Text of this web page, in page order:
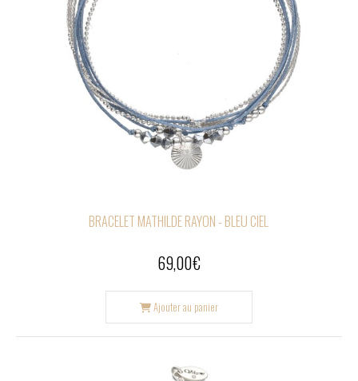
BRACELET MATHILDE RAYON - BLEU CIEL
69,00€
Ajouter au panier